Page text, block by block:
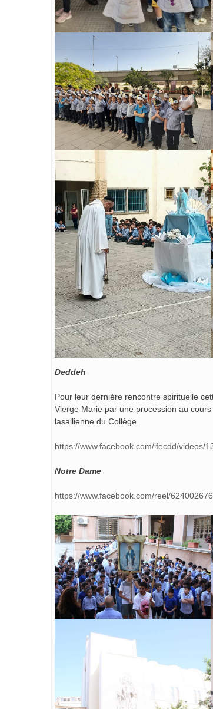
Deddeh
Pour leur dernière rencontre spirituelle
Vierge Marie par une procession au
lasallienne du Collège.
https://www.facebook.com/ifecdd/videos/
Notre Dame
https://www.facebook.com/reel/